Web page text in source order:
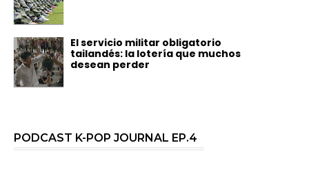
El servicio militar obligatorio
tailandés: la lotería que muchos
desean perder
PODCAST K-POP JOURNAL EP.4